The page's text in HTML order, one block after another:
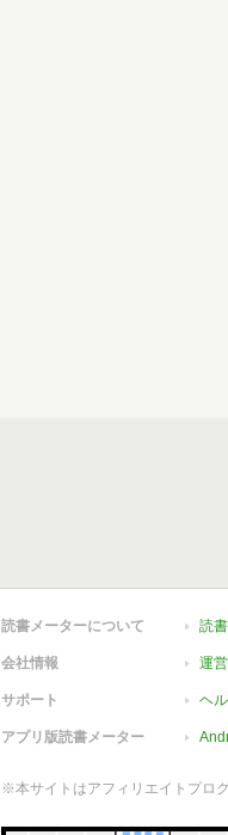
読書メーターについて 読
会社情報 運
サポート ヘ
アプリ版読書メーター
※本サイトはアフィリエイトプロ